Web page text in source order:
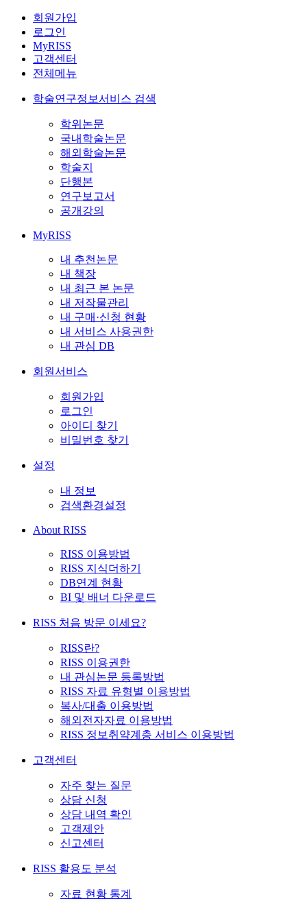
회원가입
로그인
MyRISS
고객센터
전체메뉴
학술연구정보서비스 검색
학위논문
국내학술논문
해외학술논문
학술지
단행본
연구보고서
공개강의
MyRISS
내 추천논문
내 책장
내 최근 본 논문
내 저작물관리
내 구매·신청 현황
내 서비스 사용권한
내 관심 DB
회원서비스
회원가입
로그인
아이디 찾기
비밀번호 찾기
설정
내 정보
검색환경설정
About RISS
RISS 이용방법
RISS 지식더하기
DB연계 현황
BI 및 배너 다운로드
RISS 처음 방문 이세요?
RISS란?
RISS 이용권한
내 관심논문 등록방법
RISS 자료 유형별 이용방법
복사/대출 이용방법
해외전자자료 이용방법
RISS 정보취약계층 서비스 이용방법
고객센터
자주 찾는 질문
상담 신청
상담 내역 확인
고객제안
신고센터
RISS 활용도 분석
자료 현황 통계